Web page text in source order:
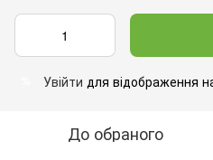
Увійти для відображення
До обраного